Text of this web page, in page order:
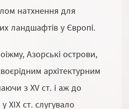
натхнення для
ландшафтів у Європі.
Азорські острови,
архітектурним
з XV ст. і аж до
XIX ст. слугувало